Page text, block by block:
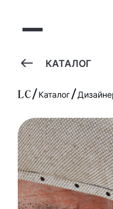
КАТАЛОГ
Каталог